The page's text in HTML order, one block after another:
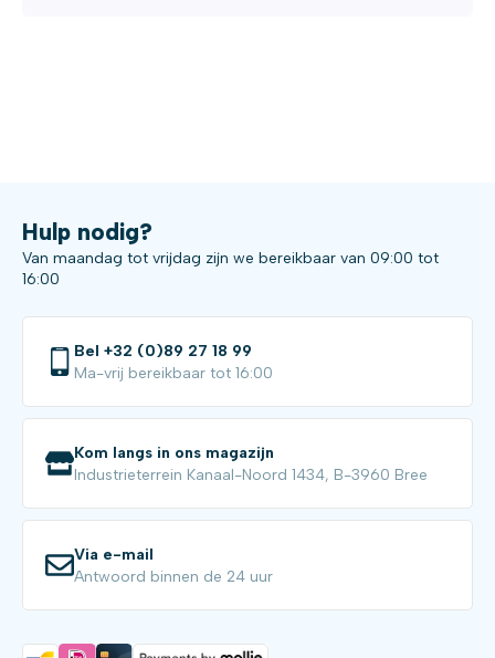
Hulp nodig?
Van maandag tot vrijdag zijn we bereikbaar van 09:00 tot
16:00
Bel +32 (0)89 27 18 99
Ma-vrij bereikbaar tot 16:00
Kom langs in ons magazijn
Industrieterrein Kanaal-Noord 1434, B-3960 Bree
Via e-mail
Antwoord binnen de 24 uur